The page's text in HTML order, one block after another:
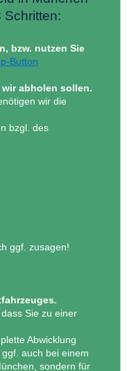
Schritten:
bzw. nutzen Sie
Button
abholen sollen.
wir die
bzgl. des
ggf. zusagen!
Sie zu einer
Abwicklung
auch bei einem
sondern für